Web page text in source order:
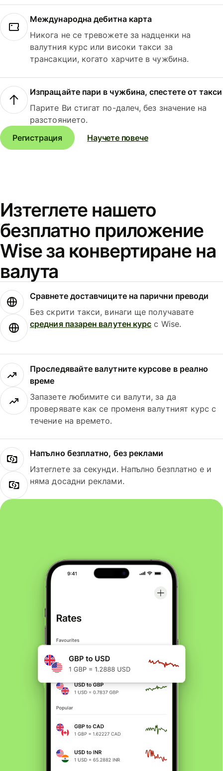
Международна дебитна карта
Никога не се тревожете за надценки на
валутния курс или високи такси за
трансакции, когато харчите в чужбина.
Изпращайте пари в чужбина, спестете от такси
Парите Ви стигат по-далеч, без значение на
разстоянието.
Регистрация
Научете повече
Изтеглете нашето
безплатно приложение
Wise за конвертиране на
валута
Сравнете доставчиците на парични преводи
Без скрити такси, винаги ще получавате
средния пазарен валутен курс с Wise.
Проследявайте валутните курсове в реално
време
Запазете любимите си валути, за да
проверявате как се променя валутният курс с
течение на времето.
Напълно безплатно, без реклами
Изтеглете за секунди. Напълно безплатно е и
няма досадни реклами.